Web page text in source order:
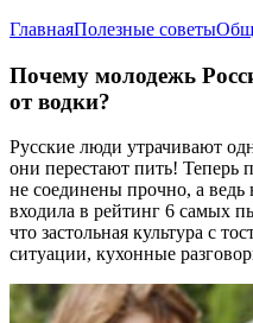
ГлавнаяПолезные советы
Почему молодежь
от водки?
Русские люди утрачивают
они перестают пить! Теперь
не соединены прочно, а ведь
входила в рейтинг 6 самых
что застольная культура с
ситуации, кухонные